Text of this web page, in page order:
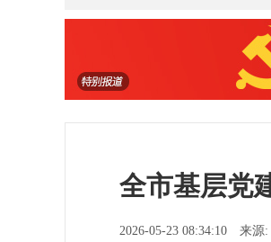
全市基层党
2026-05-23 08:34:10 来